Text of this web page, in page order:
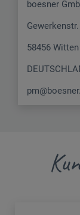
boesner
58456 Witten